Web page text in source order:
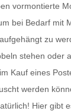
vormontierte
bei Bedarf mit
zu
stehen oder
Kauf eines
werden
Hier gibt